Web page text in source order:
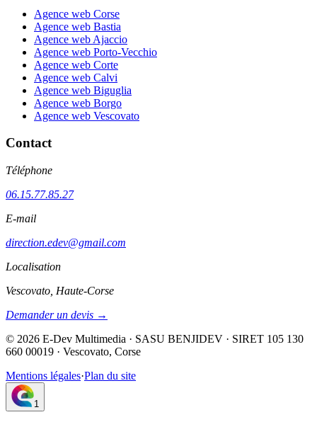
Agence web Corse
Agence web Bastia
Agence web Ajaccio
Agence web Porto-Vecchio
Agence web Corte
Agence web Calvi
Agence web Biguglia
Agence web Borgo
Agence web Vescovato
Contact
Téléphone
06.15.77.85.27
E-mail
direction.edev@gmail.com
Localisation
Vescovato, Haute-Corse
Demander un devis →
© 2026 E-Dev Multimedia · SASU BENJIDEV · SIRET 105 130
660 00019 · Vescovato, Corse
Mentions légales·Plan du site
1